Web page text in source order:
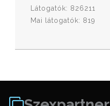
Látogatók: 826211
Mai látogatók: 819